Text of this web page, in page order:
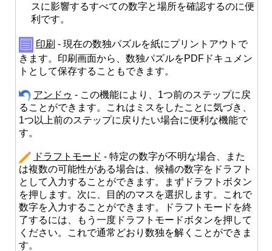
スに影響するすべての数字と場所を確認するのに便
利です。
印刷 - 現在の数独パズルを紙にプリントアウトで
きます。印刷画面から、数独パズルをPDFドキュメン
トとして保存することもできます。
アンドゥ - この機能により、1つ前のステップに戻
ることができます。これはミスをしたことに気づき、
1つ以上前のステップに戻りたい場合に便利な機能で
す。
ドラフトモード - 特定の数字が不明な場合、また
は複数の可能性がある場合は、候補の数字をドラフト
として入力することができます。まずドラフトボタン
を押します。次に、目的のマスを選択します。これで
数字を入力することができます。ドラフトモードを終
了するには、もう一度ドラフトモードボタンを押して
ください。これで通常どおり数独を解くことができま
す。